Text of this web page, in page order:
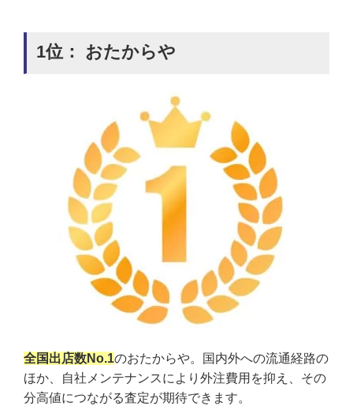
1位： おたからや
全国出店数No.1のおたからや。国内外への流通経路の
ほか、自社メンテナンスにより外注費用を抑え、その
分高値につながる査定が期待できます。